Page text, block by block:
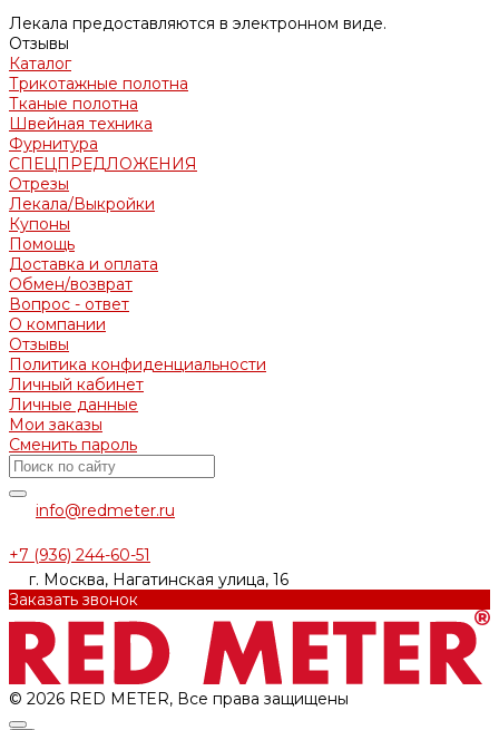
Лекала предоставляются в электронном виде.
Отзывы
Каталог
Трикотажные полотна
Тканые полотна
Швейная техника
Фурнитура
СПЕЦПРЕДЛОЖЕНИЯ
Отрезы
Лекала/Выкройки
Купоны
Помощь
Доставка и оплата
Обмен/возврат
Вопрос - ответ
О компании
Отзывы
Политика конфиденциальности
Личный кабинет
Личные данные
Мои заказы
Сменить пароль
info@redmeter.ru
+7 (936) 244-60-51
г. Москва, Нагатинская улица, 16
Заказать звонок
© 2026 RED METER, Все права защищены